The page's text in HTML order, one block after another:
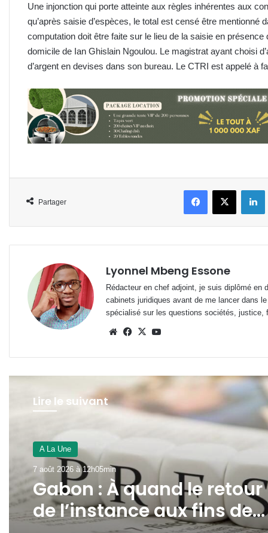
Une injonction qui porte atteinte aux règles inhérentes aux
qu’après saisie d’espèces, le total est censé être mentionné
computation doit être faite sur le lieu de la saisie en présence
domicile de Ian Ghislain Ngoulou. Le magistrat ayant choisi
d’argent en devises dans son bureau. Le CTRI est appelé à
Partager
FacebookX
Lyonnel Mbeng Essone
Rédacteur en chef adjoint, je suis diplômé
cabinets juridiques avant de me lancer dans
spécialisé sur les questions sociétés,
WebsiteFacebook
X
Lire le suivant
A La Une
7 août 2026 à 12h05min
A La Une
7 août 2026 à 12h00min
Panthères du Gabon : duo
Migné-Giresse, déjà la fin